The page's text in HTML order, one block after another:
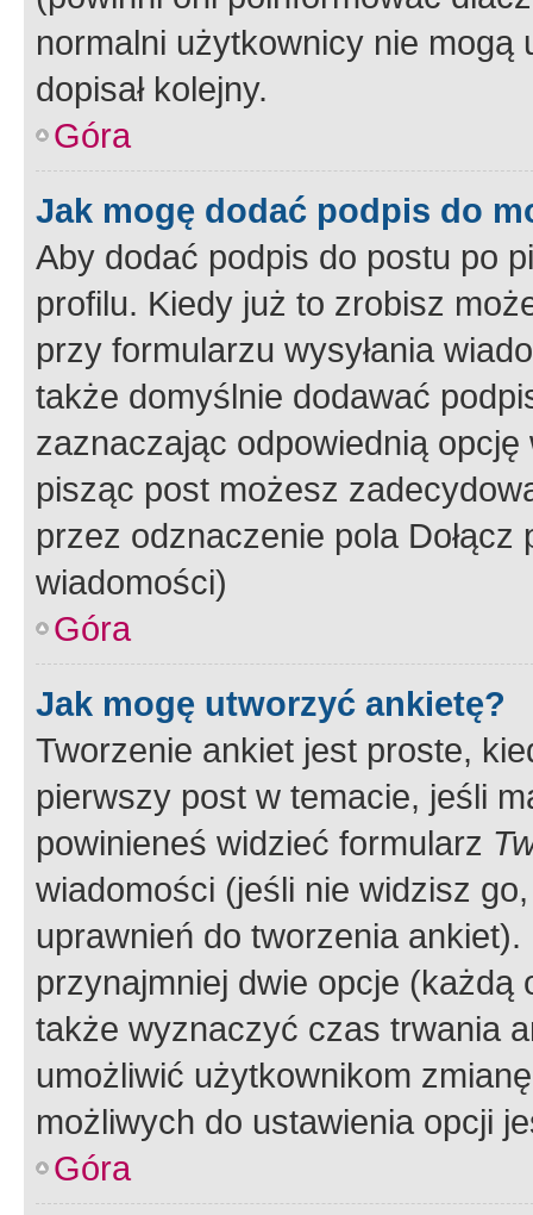
normalni użytkownicy nie
dopisał kolejny.
Góra
Jak mogę dodać podpis do
Aby dodać podpis do postu po
profilu. Kiedy już to zrobisz
przy formularzu wysyłania
także domyślnie dodawać
zaznaczając odpowiednią
pisząc post możesz
przez odznaczenie pola
wiadomości)
Góra
Jak mogę utworzyć ankietę?
Tworzenie ankiet jest proste,
pierwszy post w temacie, jeśli
powinieneś widzieć formularz
wiadomości (jeśli nie widzisz
uprawnień do tworzenia
przynajmniej dwie opcje
także wyznaczyć czas trwania
umożliwić użytkownikom
możliwych do ustawienia opcji
Góra